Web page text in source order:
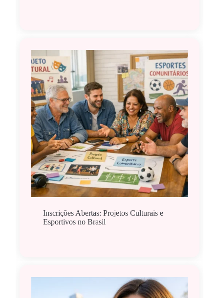
Inscrições Abertas: Projetos Culturais e
Esportivos no Brasil